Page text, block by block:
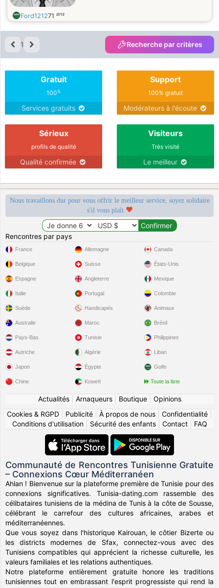
Ford121271 ans
1 Recherche par critères
Gratuit
100%
Services gratuits
Support
100% gratuit
Modérateurs à l'écoute
Sérieux
profils de qualité
Qualité confirmée
Visiteurs
Très visité
Le meilleur
Nous travaillons dur pour vous offrir le meilleur service, soyez solidaire
s'il vous plaît
Rencontres par pays
France
Belgique
Espagne
Italie
Suède
Allemagne
Suisse
Angleterre
Portugal
Handicapés
Canada
États-Unis
Mexique
Colombie
Animaux
Australie
Pays-Bas
Autriche
Japon
Chine
Maroc
Tunisie
Algérie
Égypte
Koweït
Brésil
Philippines
Liban
Golfe
Toute la liste
Actualités| Arnaqueurs| Boutique| Opinions
Cookies & RGPD
Publicité À propos de nous Confidentialité
Conditions d'utilisation| Sécurité des enfants| Contact| FAQ
Communauté de Rencontres Tunisienne Gratuite
– Connexions Cœur Méditerranéen
Ahlan ! Bienvenue sur la plateforme première de Tunisie pour des
connexions significatives. Tunisia-dating.com rassemble des
célibataires tunisiens de la médina de Tunis à la côte de Sousse,
célébrant le carrefour des cultures africaines, arabes et
méditerranéennes.
Que vous soyez dans l'historique Kairouan, le côtier Bizerte ou
les districts modernes de Sfax, connectez-vous avec des
Tunisiens compatibles qui apprécient la richesse culturelle, les
valeurs familiales et les relations authentiques.
Notre plateforme entièrement gratuite honore les traditions
tunisiennes tout en embrassant l'esprit progressiste qui rend la